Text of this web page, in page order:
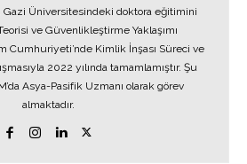
Gazi Üniversitesindeki doktora eğitimini
ve Güvenlikleştirme Yaklaşımı
Cumhuriyeti’nde Kimlik İnşası Süreci ve
2022 yılında tamamlamıştır. Şu
Asya-Pasifik Uzmanı olarak görev
almaktadır.